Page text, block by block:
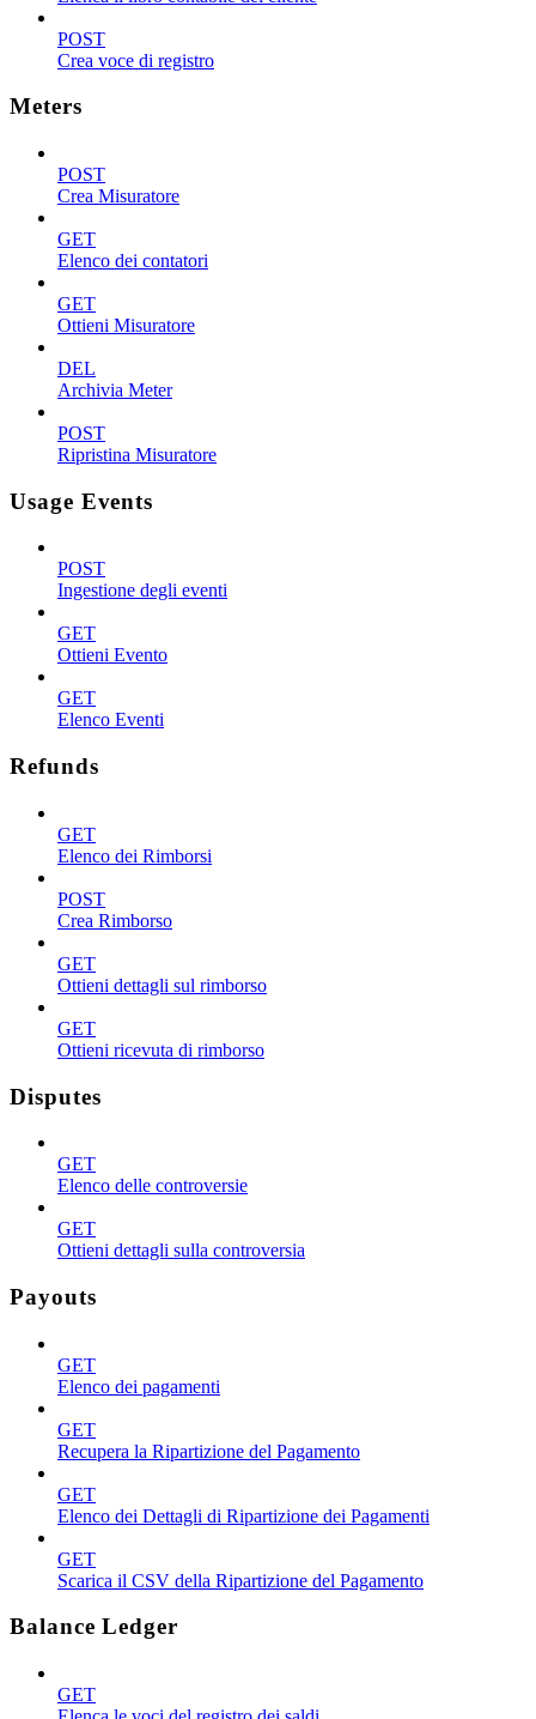
POST
Crea voce di registro
Meters
POST
Crea Misuratore
GET
Elenco dei contatori
GET
Ottieni Misuratore
DEL
Archivia Meter
POST
Ripristina Misuratore
Usage Events
POST
Ingestione degli eventi
GET
Ottieni Evento
GET
Elenco Eventi
Refunds
GET
Elenco dei Rimborsi
POST
Crea Rimborso
GET
Ottieni dettagli sul rimborso
GET
Ottieni ricevuta di rimborso
Disputes
GET
Elenco delle controversie
GET
Ottieni dettagli sulla controversia
Payouts
GET
Elenco dei pagamenti
GET
Recupera la Ripartizione del Pagamento
GET
Elenco dei Dettagli di Ripartizione dei Pagamenti
GET
Scarica il CSV della Ripartizione del Pagamento
Balance Ledger
GET